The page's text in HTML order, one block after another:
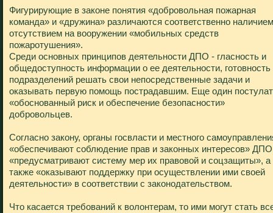
Фигурирующие в законе понятия «добровольная пожарная
команда» и «дружина» различаются соответственно
отсутствием на вооружении «мобильных средств
пожаротушения».
Среди основных принципов деятельности ДПО - гласность и
общедоступность информации о ее деятельности, готовность
подразделений решать свои непосредственные задачи и
оказывать первую помощь пострадавшим. Еще один
«обоснованный риск и обеспечение безопасности»
добровольцев.
Согласно закону, органы госвласти и местного
«обеспечивают соблюдение прав и законных интересов»
«предусматривают систему мер их правовой и соцзащиты», а
также «оказывают поддержку при осуществлении ими своей
деятельности» в соответствии с законодательством.
Что касается требований к волонтерам, то ими могут стать